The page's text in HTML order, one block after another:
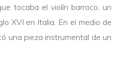
tocaba el violín barroco, un
XVI en Italia. En el medio de
una pieza instrumental de un